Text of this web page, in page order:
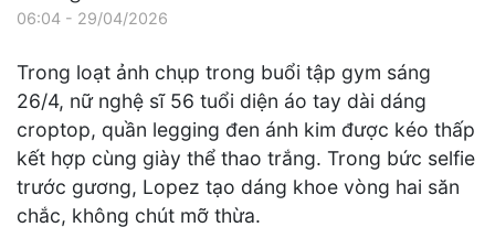
06:04 - 29/04/2026
Trong loạt ảnh chụp trong buổi tập gym sáng
26/4, nữ nghệ sĩ 56 tuổi diện áo tay dài dáng
croptop, quần legging đen ánh kim được kéo thấp
kết hợp cùng giày thể thao trắng. Trong bức selfie
trước gương, Lopez tạo dáng khoe vòng hai săn
chắc, không chút mỡ thừa.